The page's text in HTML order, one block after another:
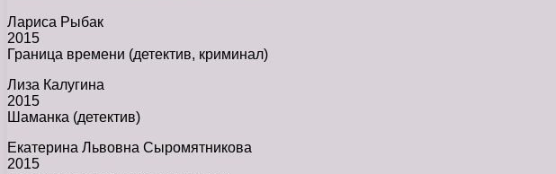
Лариса Рыбак
2015
Граница времени (детектив, криминал)
Лиза Калугина
2015
Шаманка (детектив)
Екатерина Львовна Сыромятникова
2015